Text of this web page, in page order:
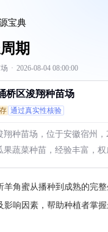
宝典
期
· 2026-08-04 08:00:00
桥区浚翔种苗场
通过真实性核验
种苗场，位于安徽宿州，
蔬菜种苗，经验丰富，权
羊角蜜从播种到成熟的完
影响因素，帮助种植者掌握